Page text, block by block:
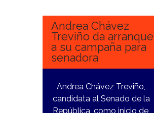
Andrea Chávez
Treviño da arranque
a su campaña para
senadora
Andrea Chávez Treviño,
candidata al Senado de la
República, como inicio de